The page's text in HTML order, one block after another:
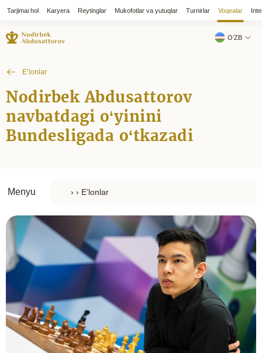
Tarjimai hol Karyera Reytinglar Mukofotlar va yutuqlar Turnirlar Voqealar
OʻZB
E’lonlar
Nodirbek Abdusattorov
navbatdagi o‘yinini
Bundesligada o‘tkazadi
Menyu